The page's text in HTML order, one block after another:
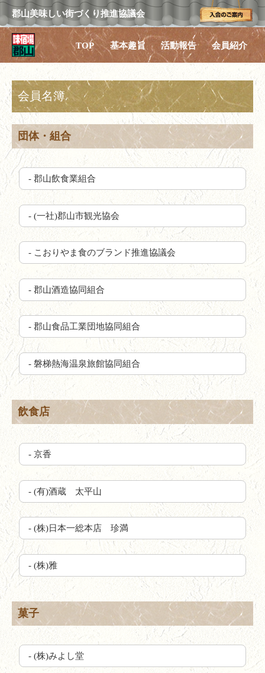
郡山美味しい街づくり推進協議会
会員紹介
活動報告
基本趣旨
TOP
会員名簿
団体・組合
- 郡山飲食業組合
- (一社)郡山市観光協会
- こおりやま食のブランド推進協議会
- 郡山酒造協同組合
- 郡山食品工業団地協同組合
- 磐梯熱海温泉旅館協同組合
飲食店
- 京香
- (有)酒蔵 太平山
- (株)日本一総本店 珍満
- (株)雅
菓子
- (株)みよし堂